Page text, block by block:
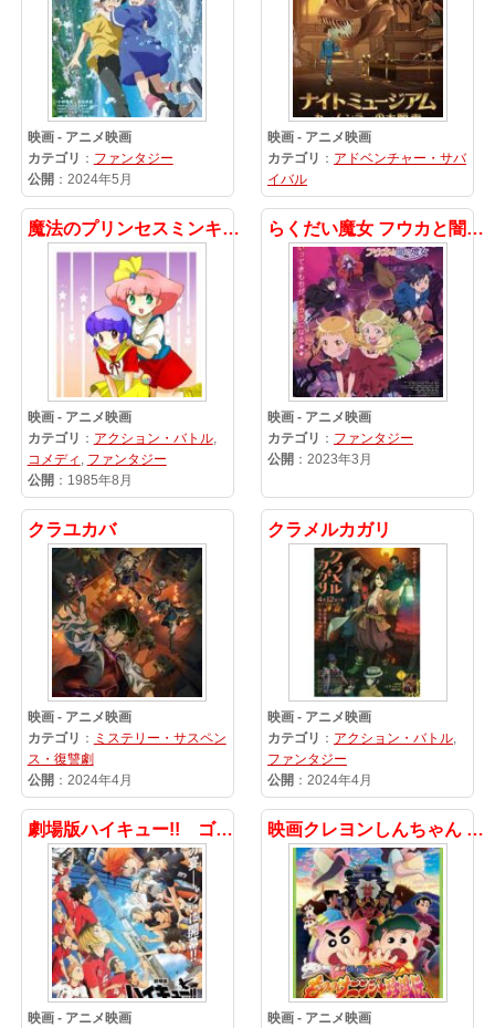
映画 - アニメ映画
カテゴリ ： ファンタジー
公開 ：2024年5月
映画 - アニメ映画
カテゴリ ： アドベンチャー・サバ
イバル
魔法のプリンセスミンキーモモvs魔法の天使クリィーミーマミ
映画 - アニメ映画
カテゴリ ： アクション・バトル,
コメディ
ファンタジー
公開 ：1985年8月
らくだい魔女 フウカと闇の魔女
映画 - アニメ映画
カテゴリ ： ファンタジー
公開 ：2023年3月
クラユカバ
映画 - アニメ映画
カテゴリ ： ミステリー・サスペン
ス・復讐劇
公開 ：2024年4月
クラメルカガリ
映画 - アニメ映画
カテゴリ ： アクション・バトル,
ファンタジー
公開 ：2024年4月
劇場版ハイキュー!! ゴミ捨て場の決戦
映画 - アニメ映画
映画クレヨンしんちゃん もののけニンジャ珍風伝
映画 - アニメ映画